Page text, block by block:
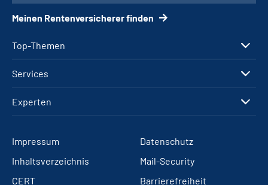
Top-Themen
Services
Experten
Meinen Rentenversicherer finden
Impressum
Datenschutz
Inhaltsverzeichnis
Mail-Security
CERT
Barrierefreiheit